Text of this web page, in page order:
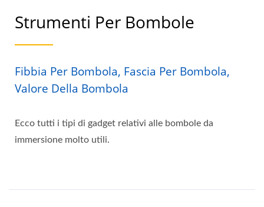
Strumenti Per Bombole
Fibbia Per Bombola, Fascia Per Bombola,
Valore Della Bombola
Ecco tutti i tipi di gadget relativi alle bombole da
immersione molto utili.